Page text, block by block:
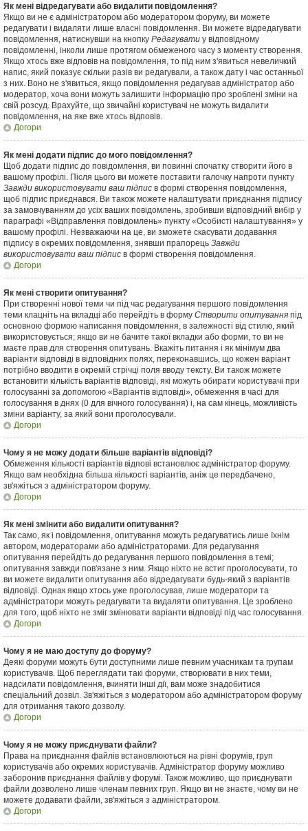
Як мені відредагувати або видалити повідомлення?
Якщо ви не є адміністратором або модератором форуму, ви можете
редагувати і видаляти лише власні повідомлення. Ви можете відредагувати
повідомлення, натиснувши на кнопку Редагувати у відповідному
повідомленні, інколи лише протягом обмеженого часу з моменту створення.
Якщо хтось вже відповів на повідомлення, то під ним з'явиться невеличкий
напис, який показує скільки разів ви редагували, а також дату і час останньої
з них. Воно не з'явиться, якщо повідомлення редагував адміністратор або
модератор, хоча вони можуть залишити інформацію про зроблені зміни на
свій розсуд. Врахуйте, що звичайні користувачі не можуть видалити
повідомлення, на яке вже хтось відповів.
Догори
Як мені додати підпис до мого повідомлення?
Щоб додати підпис до повідомлення, ви повинні спочатку створити його в
вашому профілі. Після цього ви можете поставити галочку напроти пункту
Завжди використовувати ваш підпис в формі створення повідомлення,
щоб підпис приєднався. Ви також можете налаштувати приєднання підпису
за замовчуванням до усіх ваших повідомлень, зробивши відповідний вибір у
параграфі «Відправлення повідомлень» пункту «Особисті налаштування» у
вашому профілі. Незважаючи на це, ви зможете скасувати додавання
підпису в окремих повідомлення, знявши прапорець Завжди
використовувати ваш підпис в формі створення повідомлення.
Догори
Як мені створити опитування?
При створенні нової теми чи під час редагування першого повідомлення
теми клацніть на вкладці або перейдіть в форму Створити опитування під
основною формою написання повідомлення, в залежності від стилю, який
використовується; якщо ви не бачите такої вкладки або форми, то ви не
маєте прав для створення опитувань. Вкажіть питання і як мінімум два
варіанти відповіді в відповідних полях, переконавшись, що кожен варіант
потрібно вводити в окремій стрічці поля вводу тексту. Ви також можете
встановити кількість варіантів відповіді, які можуть обирати користувачі при
голосуванні за допомогою «Варіантів відповіді», обмеження в часі для
голосування в днях (0 для вічного голосування) і, на сам кінець, можливість
зміни варіанту, за який вони проголосували.
Догори
Чому я не можу додати більше варіантів відповіді?
Обмеження кількості варіантів відпові встановлює адміністратор форуму.
Якщо вам необхідна більша кількості варіантів, аніж це передбачено,
зв'яжіться з адміністратором форуму.
Догори
Як мені змінити або видалити опитування?
Так само, як і повідомлення, опитування можуть редагуватись лише їхнім
автором, модераторами або адміністраторами. Для редагування
опитування перейдіть до редагування першого повідомлення в темі;
опитування завжди пов'язане з ним. Якщо ніхто не встиг проголосувати, то
ви можете видалити опитування або відредагувати будь-який з варіантів
відповіді. Однак якщо хтось уже проголосував, лише модератори та
адміністратори можуть редагувати та видаляти опитування. Це зроблено
для того, щоб ніхто не зміг змінювати варіанти відповіді під час голосування.
Догори
Чому я не маю доступу до форуму?
Деякі форуми можуть бути доступними лише певним учасникам та групам
користувачів. Щоб переглядати такі форуми, створювати в них теми,
надсилати повідомлення, вчиняти інші дії, вам може знадобитися
спеціальний дозвіл. Зв'яжіться з модератором або адміністратором форуму
для отримання такого дозволу.
Догори
Чому я не можу приєднувати файли?
Права на приєднання файлів встановлюються на рівні форумів, груп
користувачів або окремих користувачів. Адміністратор форуму можливо
заборонив приєднання файлів у форумі. Також можливо, що приєднувати
файли дозволено лише членам певних груп. Якщо ви не знаєте, чому ви не
можете додавати файли, зв'яжіться з адміністратором.
Догори